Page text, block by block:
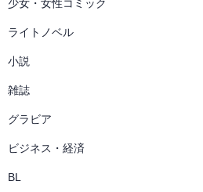
少女・女性コミック
ライトノベル
小説
雑誌
グラビア
ビジネス・経済
BL